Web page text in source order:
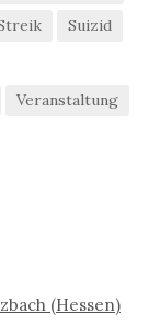
Suizid
Veranstaltung
(Hessen)